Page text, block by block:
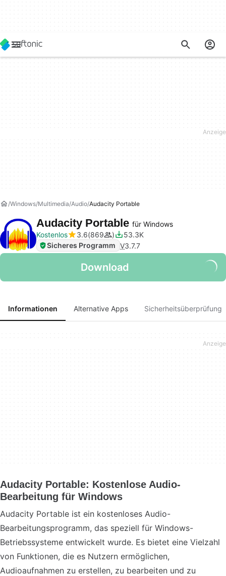
Windows Multimedia Audio Audacity Portable
Audacity Portable für Windows
Kostenlos
3.6 869
53.3K
Sicheres Programm V3.7.7
Download
Informationen Alternative Apps Sicherheitsüberprüfung
Audacity Portable: Kostenlose Audio-
Bearbeitung für Windows
Audacity Portable ist ein kostenloses Audio-
Bearbeitungsprogramm, das speziell für Windows-
Betriebssysteme entwickelt wurde. Es bietet eine Vielzahl
von Funktionen, die es Nutzern ermöglichen,
Audioaufnahmen zu erstellen, zu bearbeiten und zu